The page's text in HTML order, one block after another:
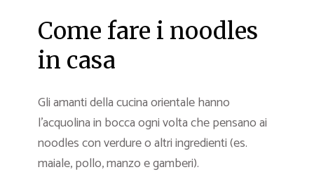
Come fare i noodles
in casa
Gli amanti della cucina orientale hanno
l’acquolina in bocca ogni volta che pensano ai
noodles con verdure o altri ingredienti (es.
maiale, pollo, manzo e gamberi).